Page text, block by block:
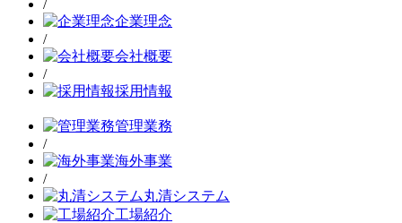
/
企業理念
/
会社概要
/
採用情報
管理業務
/
海外事業
/
丸清システム
工場紹介